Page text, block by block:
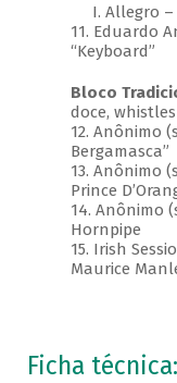
I. Allegro –
11. Eduardo
“Keyboard”
Bloco
doce,
12. Anônimo
Bergamasca”
13. Anônimo
Prince
14. Anônimo
Hornpipe
15. Irish
Maurice
Ficha técnica: